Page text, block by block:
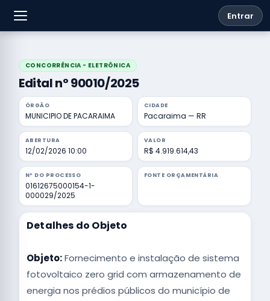
Entrar
CONCORRÊNCIA - ELETRÔNICA
Edital nº 90010/2025
ÓRGÃO
MUNICIPIO DE PACARAIMA
CIDADE
Pacaraima — RR
ABERTURA
12/02/2026 10:00
VALOR
R$ 4.919.614,43
Nº DO PROCESSO
01612675000154-1-
000029/2025
FONTE ORÇAMENTÁRIA
Detalhes do Objeto
Objeto:Fornecimento e instalação de sistema
fotovoltaico zero grid com armazenamento de
energia nos prédios públicos do município de